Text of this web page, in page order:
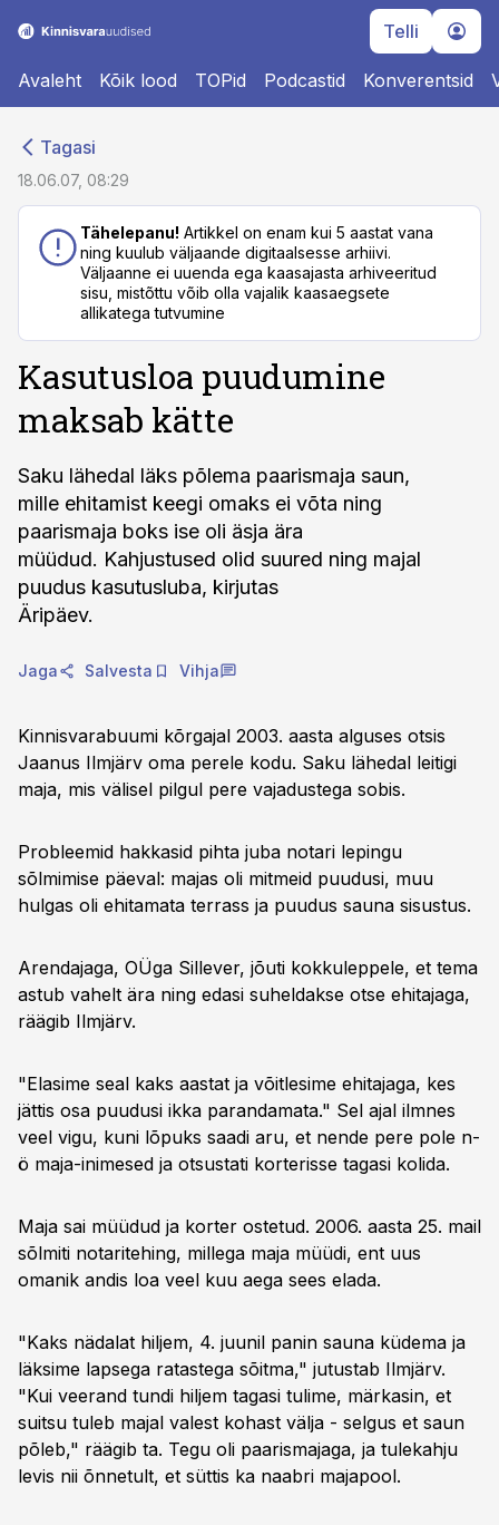
Telli
Avaleht Kõik lood TOPid Podcastid Konverentsid
Tagasi
18.06.07, 08:29
Tähelepanu! Artikkel on enam kui 5 aastat vana
ning kuulub väljaande digitaalsesse arhiivi.
Väljaanne ei uuenda ega kaasajasta arhiveeritud
sisu, mistõttu võib olla vajalik kaasaegsete
allikatega tutvumine
Kasutusloa puudumine
maksab kätte
Saku lähedal läks põlema paarismaja saun,
mille ehitamist keegi omaks ei võta ning
paarismaja boks ise oli äsja ära
müüdud. Kahjustused olid suured ning majal
puudus kasutusluba, kirjutas
Äripäev.
Jaga Salvesta Vihja
Kinnisvarabuumi kõrgajal 2003. aasta alguses otsis
Jaanus Ilmjärv oma perele kodu. Saku lähedal leitigi
maja, mis välisel pilgul pere vajadustega sobis.
Probleemid hakkasid pihta juba notari lepingu
sõlmimise päeval: majas oli mitmeid puudusi, muu
hulgas oli ehitamata terrass ja puudus sauna sisustus.
Arendajaga, OÜga Sillever, jõuti kokkuleppele, et tema
astub vahelt ära ning edasi suheldakse otse ehitajaga,
räägib Ilmjärv.
"Elasime seal kaks aastat ja võitlesime ehitajaga, kes
jättis osa puudusi ikka parandamata." Sel ajal ilmnes
veel vigu, kuni lõpuks saadi aru, et nende pere pole n-
ö maja-inimesed ja otsustati korterisse tagasi kolida.
Maja sai müüdud ja korter ostetud. 2006. aasta 25. mail
sõlmiti notaritehing, millega maja müüdi, ent uus
omanik andis loa veel kuu aega sees elada.
"Kaks nädalat hiljem, 4. juunil panin sauna küdema ja
läksime lapsega ratastega sõitma," jutustab Ilmjärv.
"Kui veerand tundi hiljem tagasi tulime, märkasin, et
suitsu tuleb majal valest kohast välja - selgus et saun
põleb," räägib ta. Tegu oli paarismajaga, ja tulekahju
levis nii õnnetult, et süttis ka naabri majapool.